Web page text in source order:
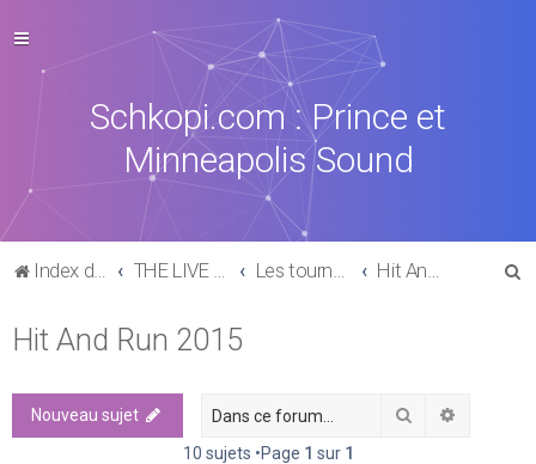
Schkopi.com : Prince et
Minneapolis Sound
Index du forum THE LIVE EXPERIENCE Les tournées, concerts, aftershows de 1977 à aujourd'hui Hit And Run 2015
Hit And Run 2015
Nouveau sujet Rechercher
10 sujets •Page 1 sur 1